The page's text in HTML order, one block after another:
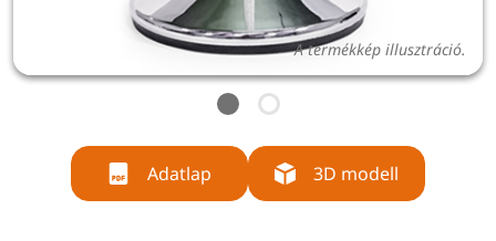
A termékkép illusztráció.
Adatlap 3D modell